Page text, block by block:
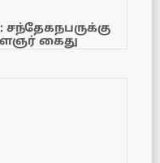
சந்தேகநபருக்கு
கைது